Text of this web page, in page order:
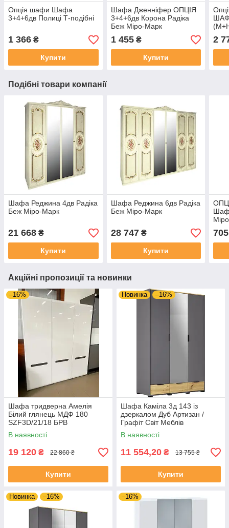
Опція шафи Шафа
3+4+6дв Полиці Т-подібні
1 366 ₴
Купити
Шафа Дженніфер ОПЦІЯ
3+4+6дв Корона Радіка
Беж Міро-Марк
1 455₴
Купити
2
Подібні товари компанії
Шафа Реджина 4дв Радіка
Беж Міро-Марк
21 668 ₴
Купити
Шафа Реджина 6дв Радіка
Беж Міро-Марк
28 747₴
Купити
705
Акційні пропозиції та новинки
–16%
Шафа тридверна Амелія
Білий глянець МДФ 180
SZF3D/21/18 БРВ
В наявності
19 120 ₴ 22 860 ₴
Купити
Новинка –16%
Шафа Каміла 3д 143 із
дзеркалом Дуб Артизан /
Графіт Світ Меблів
В наявності
11 554,20 ₴ 13 755 ₴
Купити
Новинка –16% –16%